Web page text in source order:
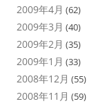
2009年4月 (62)
2009年3月 (40)
2009年2月 (35)
2009年1月 (33)
2008年12月 (55)
2008年11月 (59)